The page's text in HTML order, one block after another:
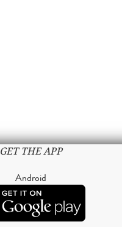
GET THE APP
Android